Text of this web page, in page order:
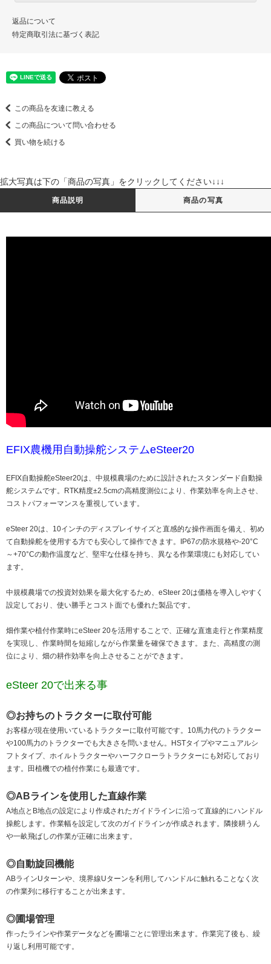
返品について
特定商取引法に基づく表記
この商品を友達に教える
この商品について問い合わせる
買い物を続ける
拡大写真は下の「商品の写真」をクリックしてください↓↓↓
商品説明 商品の写真
EFIX農機用自動操舵システムeSteer20
EFIX自動操舵eSteer20は、中規模農場のために設計されたスタンダード自動操
舵システムです。RTK精度±2.5cmの高精度測位により、作業効率を向上させ、
コストパフォーマンスを重視しています。
eSteer 20は、10インチのディスプレイサイズと直感的な操作画面を備え、初め
て自動操舵を使用する方でも安心して操作できます。IP67の防水規格や-20°C
～+70°Cの動作温度など、堅牢な仕様を持ち、異なる作業環境にも対応してい
ます。
中規模農場での投資対効果を最大化するため、eSteer 20は価格を導入しやすく
設定しており、使い勝手とコスト面でも優れた製品です。
畑作業や植付作業時にeSteer 20を活用することで、正確な直進走行と作業精度
を実現し、作業時間を短縮しながら作業量を確保できます。また、高精度の測
位により、畑の耕作効率を向上させることができます。
eSteer 20で出来る事
◎お持ちのトラクターに取付可能
お客様が現在使用いているトラクターに取付可能です。10馬力代のトラクター
や100馬力のトラクターでも大きさを問いません。HSTタイプやマニュアルシ
フトタイプ、ホイルトラクターやハーフクローラトラクターにも対応しており
ます。田植機での植付作業にも最適です。
◎ABラインを使用した直線作業
A地点とB地点の設定により作成されたガイドラインに沿って直線的にハンドル
操舵します。作業幅を設定して次のガイドラインが作成されます。隣接耕うん
や一畝飛ばしの作業が正確に出来ます。
◎自動旋回機能
ABラインUターンや、境界線Uターンを利用してハンドルに触れることなく次
の作業列に移行することが出来ます。
◎圃場管理
作ったラインや作業データなどを圃場ごとに管理出来ます。作業完了後も、繰
り返し利用可能です。